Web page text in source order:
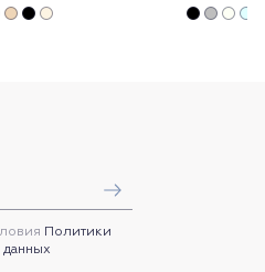
Политики